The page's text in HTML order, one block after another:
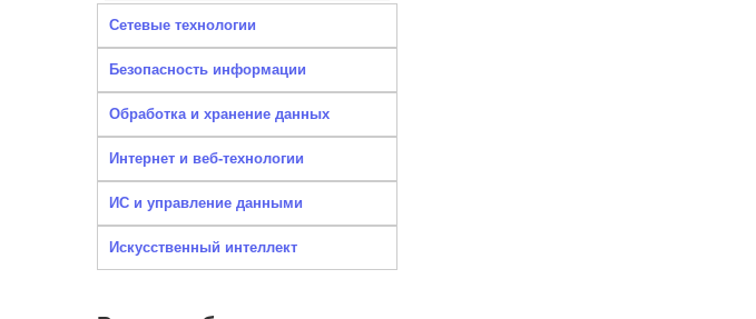
Сетевые технологии
Безопасность информации
Обработка и хранение данных
Интернет и веб-технологии
ИС и управление данными
Искусственный интеллект